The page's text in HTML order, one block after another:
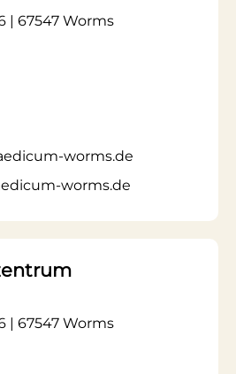
| 67547 Worms
worms.de
worms.de
| 67547 Worms